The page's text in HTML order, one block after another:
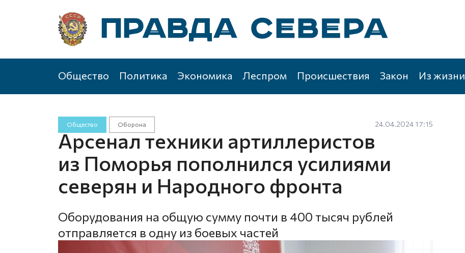
Общество Политика Экономика Леспром Происшествия Закон Из жизни
Общество Оборона 24.04.2024 17:15
Арсенал техники артиллеристов
из Поморья пополнился усилиями
северян и Народного фронта
Оборудования на общую сумму почти в 400 тысяч рублей
отправляется в одну из боевых частей